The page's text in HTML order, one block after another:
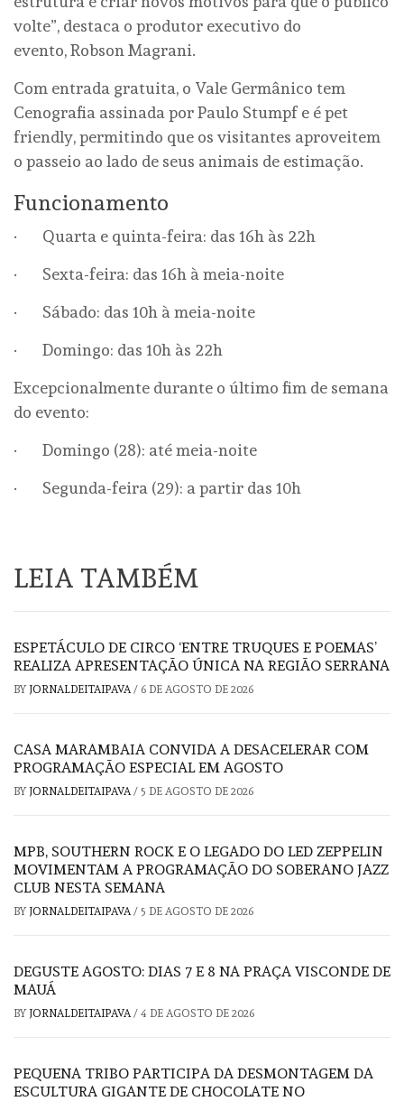
volte”, destaca o produtor executivo do
evento, Robson Magrani.
Com entrada gratuita, o Vale Germânico tem
Cenografia assinada por Paulo Stumpf e é pet
friendly, permitindo que os visitantes aproveitem
o passeio ao lado de seus animais de estimação.
Funcionamento
· Quarta e quinta-feira: das 16h às 22h
· Sexta-feira: das 16h à meia-noite
· Sábado: das 10h à meia-noite
· Domingo: das 10h às 22h
Excepcionalmente durante o último fim de semana
do evento:
· Domingo (28): até meia-noite
· Segunda-feira (29): a partir das 10h
LEIA TAMBÉM
ESPETÁCULO DE CIRCO ‘ENTRE TRUQUES E POEMAS’
REALIZA APRESENTAÇÃO ÚNICA NA REGIÃO SERRANA
BY JORNALDEITAIPAVA/ 6 DE AGOSTO DE 2026
CASA MARAMBAIA CONVIDA A DESACELERAR COM
PROGRAMAÇÃO ESPECIAL EM AGOSTO
BY JORNALDEITAIPAVA/ 5 DE AGOSTO DE 2026
MPB, SOUTHERN ROCK E O LEGADO DO LED ZEPPELIN
MOVIMENTAM A PROGRAMAÇÃO DO SOBERANO JAZZ
CLUB NESTA SEMANA
BY JORNALDEITAIPAVA/ 5 DE AGOSTO DE 2026
DEGUSTE AGOSTO: DIAS 7 E 8 NA PRAÇA VISCONDE DE
MAUÁ
BY JORNALDEITAIPAVA/ 4 DE AGOSTO DE 2026
PEQUENA TRIBO PARTICIPA DA DESMONTAGEM DA
ESCULTURA GIGANTE DE CHOCOLATE NO